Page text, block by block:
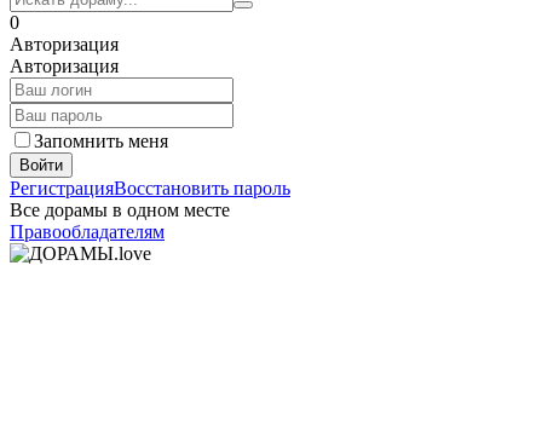
0
Авторизация
Авторизация
Запомнить меня
Войти
РегистрацияВосстановить пароль
Все дорамы в одном месте
Правообладателям